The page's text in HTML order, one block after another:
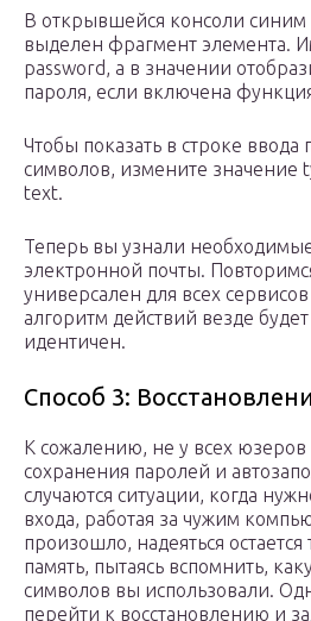
В открывшейся консоли синим
выделен фрагмент элемента.
password, а в значении
пароля, если включена
Чтобы показать в строке ввода
символов, измените значение
text.
Теперь вы узнали
электронной почты.
универсален для всех
алгоритм действий везде
идентичен.
Способ 3:
К сожалению, не у всех
сохранения паролей и
случаются ситуации, когда
входа, работая за чужим
произошло, надеяться
память, пытаясь вспомнить,
символов вы использовали.
перейти к восстановлению и